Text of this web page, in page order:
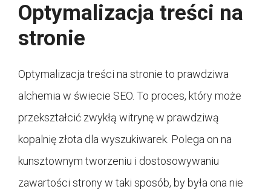
Optymalizacja treści na
stronie
Optymalizacja treści na stronie to prawdziwa
alchemia w świecie SEO. To proces, który może
przekształcić zwykłą witrynę w prawdziwą
kopalnię złota dla wyszukiwarek. Polega on na
kunsztownym tworzeniu i dostosowywaniu
zawartości strony w taki sposób, by była ona nie